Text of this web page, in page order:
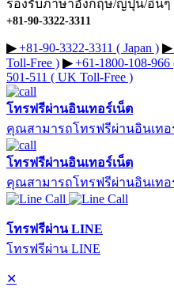
รองรับภาษาอังกฤษ/ญี่ปุ่น/อื่นๆ
+81-90-3322-3311
▶︎+81-90-3322-3311 ( Japan ) ▶︎
Toll-Free ) ▶︎+61-1800-108-966
501-511 ( UK Toll-Free )
โทรฟรีผ่านอินเทอร์เน็ต
คุณสามารถโทรฟรีผ่านอินเทอ
โทรฟรีผ่านอินเทอร์เน็ต
คุณสามารถโทรฟรีผ่านอินเทอ
โทรฟรีผ่าน LINE
โทรฟรีผ่าน LINE
✕